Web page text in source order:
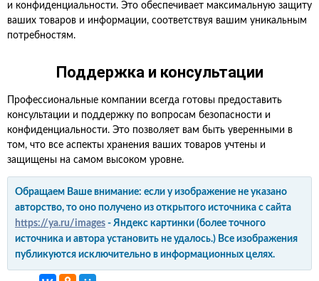
и конфиденциальности. Это обеспечивает максимальную защиту
ваших товаров и информации, соответствуя вашим уникальным
потребностям.
Поддержка и консультации
Профессиональные компании всегда готовы предоставить
консультации и поддержку по вопросам безопасности и
конфиденциальности. Это позволяет вам быть уверенными в
том, что все аспекты хранения ваших товаров учтены и
защищены на самом высоком уровне.
Обращаем Ваше внимание: если у изображение не указано
авторство, то оно получено из открытого источника с сайта
https://ya.ru/images - Яндекс картинки (более точного
источника и автора установить не удалось.) Все изображения
публикуются исключительно в информационных целях.